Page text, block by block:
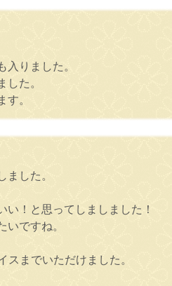
りました。
た。
。
した。
！と思ってしましました！
ですね。
までいただけました。